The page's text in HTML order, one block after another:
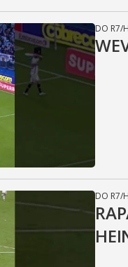
DO R7/
DO R7/